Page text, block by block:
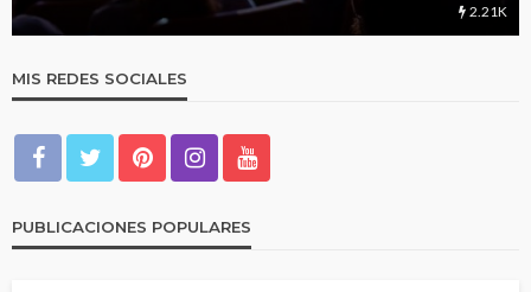
2.21K
MIS REDES SOCIALES
PUBLICACIONES POPULARES